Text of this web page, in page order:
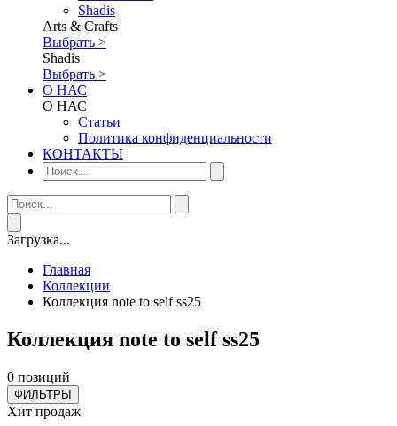
Shadis
Аrts & Сrafts
Выбрать >
Shadis
Выбрать >
О НАС
О НАС
Статьи
Политика конфиденциальности
КОНТАКТЫ
Загрузка...
Главная
Коллекции
Коллекция note to self ss25
Коллекция note to self ss25
0 позиций
ФИЛЬТРЫ
Хит продаж